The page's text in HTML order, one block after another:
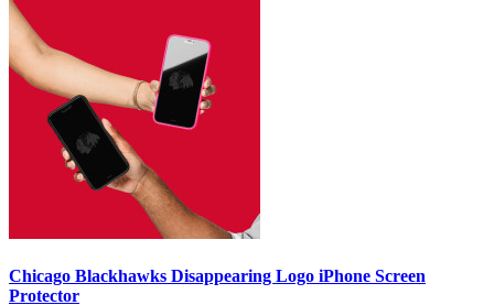
Chicago Blackhawks Disappearing Logo iPhone Screen
Protector